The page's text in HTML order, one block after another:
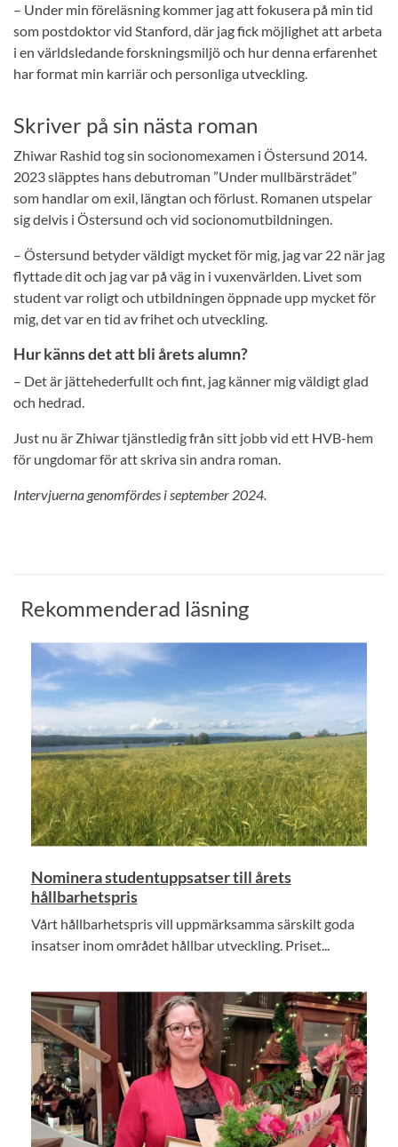
– Under min föreläsning kommer jag att fokusera på min tid
som postdoktor vid Stanford, där jag fick möjlighet att arbeta
i en världsledande forskningsmiljö och hur denna erfarenhet
har format min karriär och personliga utveckling.
Skriver på sin nästa roman
Zhiwar Rashid tog sin socionomexamen i Östersund 2014.
2023 släpptes hans debutroman ”Under mullbärsträdet”
som handlar om exil, längtan och förlust. Romanen utspelar
sig delvis i Östersund och vid socionomutbildningen.
– Östersund betyder väldigt mycket för mig, jag var 22 när jag
flyttade dit och jag var på väg in i vuxenvärlden. Livet som
student var roligt och utbildningen öppnade upp mycket för
mig, det var en tid av frihet och utveckling.
Hur känns det att bli årets alumn?
– Det är jättehederfullt och fint, jag känner mig väldigt glad
och hedrad.
Just nu är Zhiwar tjänstledig från sitt jobb vid ett HVB-hem
för ungdomar för att skriva sin andra roman.
Intervjuerna genomfördes i september 2024.
Rekommenderad läsning
Nominera studentuppsatser till årets
hållbarhetspris
Vårt hållbarhetspris vill uppmärksamma särskilt goda
insatser inom området hållbar utveckling. Priset...